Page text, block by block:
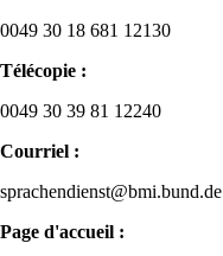
0049 30 18 681 12130
Télécopie :
0049 30 39 81 12240
Courriel :
sprachendienst@bmi.bund.de
Page d'accueil :